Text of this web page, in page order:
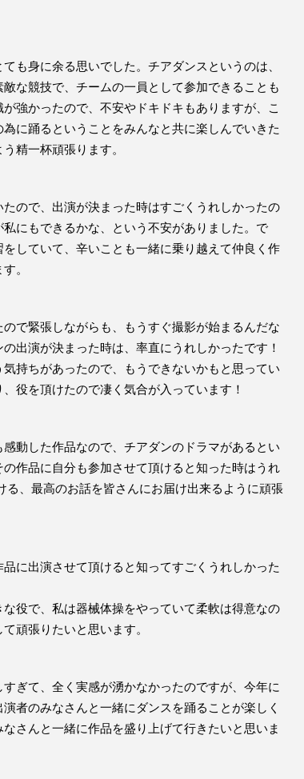
も身に余る思いでした。チアダンスというのは、
な競技で、チームの一員として参加できることも
強かったので、不安やドキドキもありますが、こ
に踊るということをみんなと共に楽しんでいきた
精一杯頑張ります。
ので、出演が決まった時はすごくうれしかったの
にもできるかな、という不安がありました。で
していて、辛いことも一緒に乗り越えて仲良く作
。
で緊張しながらも、もうすぐ撮影が始まるんだな
出演が決まった時は、率直にうれしかったです！
持ちがあったので、もうできないかもと思ってい
役を頂けたので凄く気合が入っています！
動した作品なので、チアダンのドラマがあるとい
作品に自分も参加させて頂けると知った時はうれ
る、最高のお話を皆さんにお届け出来るように頑張
に出演させて頂けると知ってすごくうれしかった
役で、私は器械体操をやっていて柔軟は得意なの
頑張りたいと思います。
ぎて、全く実感が湧かなかったのですが、今年に
者のみなさんと一緒にダンスを踊ることが楽しく
さんと一緒に作品を盛り上げて行きたいと思いま